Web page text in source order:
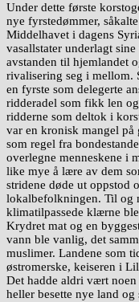
Under dette første
nye fyrstedømmer,
Middelhavet i dagens
vasallstater underlagt
avstanden til hjemlandet
rivalisering seg i mellom.
en fyrste som delegerte
ridderadel som fikk len
ridderne som deltok i
var en kronisk mangel på
som regel fra
overlegne menneskene i
like mye å lære av dem
stridene døde ut oppstod
lokalbefolkningen. Til og
klimatilpassede klærne
Krydret mat og en
vann ble vanlig, det
muslimer. Landene som
østromerske, keiseren i
Det hadde aldri vært noen
heller besette nye land